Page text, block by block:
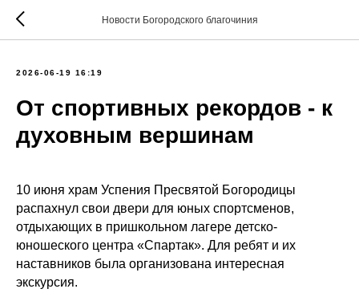
Новости Богородского благочиния
2026-06-19 16:19
От спортивных рекордов - к
духовным вершинам
10 июня храм Успения Пресвятой Богородицы
распахнул свои двери для юных спортсменов,
отдыхающих в пришкольном лагере детско-
юношеского центра «Спартак». Для ребят и их
наставников была организована интересная
экскурсия.